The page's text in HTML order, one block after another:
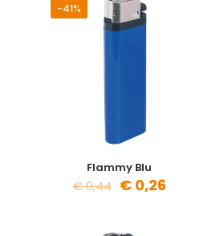
-41%
Flammy Blu
€0,44 €0,26